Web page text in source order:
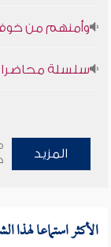
وأمنهم من
سلسلة محاضرات
المزيد
الأكثر استماعا لهذا